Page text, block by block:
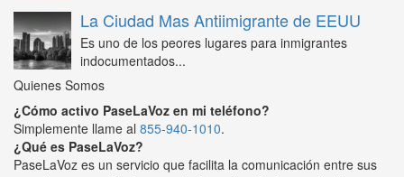
La Ciudad Mas Antiimigrante de EEUU
Es uno de los peores lugares para inmigrantes
indocumentados...
Quienes Somos
¿Cómo activo PaseLaVoz en mi teléfono?
Simplemente llame al 855-940-1010.
¿Qué es PaseLaVoz?
PaseLaVoz es un servicio que facilita la comunicación entre sus